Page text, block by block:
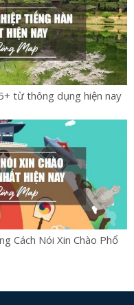
từ thông dụng hiện nay
Cách Nói Xin Chào Phổ